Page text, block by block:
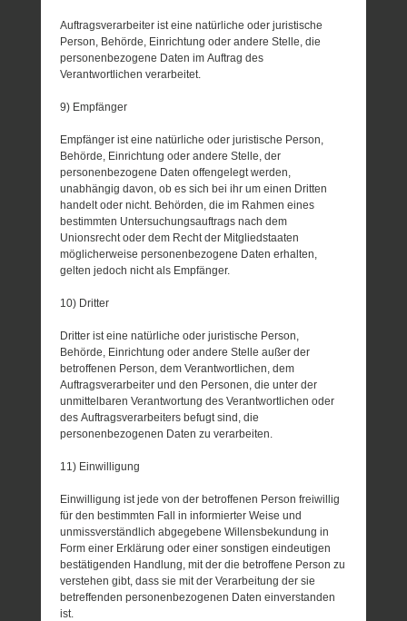
Auftragsverarbeiter ist eine natürliche oder juristische
Person, Behörde, Einrichtung oder andere Stelle, die
personenbezogene Daten im Auftrag des
Verantwortlichen verarbeitet.
9) Empfänger
Empfänger ist eine natürliche oder juristische Person,
Behörde, Einrichtung oder andere Stelle, der
personenbezogene Daten offengelegt werden,
unabhängig davon, ob es sich bei ihr um einen Dritten
handelt oder nicht. Behörden, die im Rahmen eines
bestimmten Untersuchungsauftrags nach dem
Unionsrecht oder dem Recht der Mitgliedstaaten
möglicherweise personenbezogene Daten erhalten,
gelten jedoch nicht als Empfänger.
10) Dritter
Dritter ist eine natürliche oder juristische Person,
Behörde, Einrichtung oder andere Stelle außer der
betroffenen Person, dem Verantwortlichen, dem
Auftragsverarbeiter und den Personen, die unter der
unmittelbaren Verantwortung des Verantwortlichen oder
des Auftragsverarbeiters befugt sind, die
personenbezogenen Daten zu verarbeiten.
11) Einwilligung
Einwilligung ist jede von der betroffenen Person freiwillig
für den bestimmten Fall in informierter Weise und
unmissverständlich abgegebene Willensbekundung in
Form einer Erklärung oder einer sonstigen eindeutigen
bestätigenden Handlung, mit der die betroffene Person zu
verstehen gibt, dass sie mit der Verarbeitung der sie
betreffenden personenbezogenen Daten einverstanden
ist.